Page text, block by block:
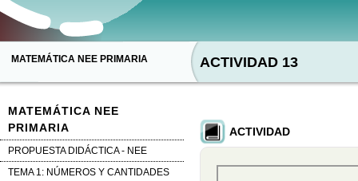
MATEMÁTICA NEE PRIMARIA
MATEMÁTICA NEE
PRIMARIA
PROPUESTA DIDÁCTICA - NEE
TEMA 1: NÚMEROS Y CANTIDADES
ACTIVIDAD 13
ACTIVIDAD